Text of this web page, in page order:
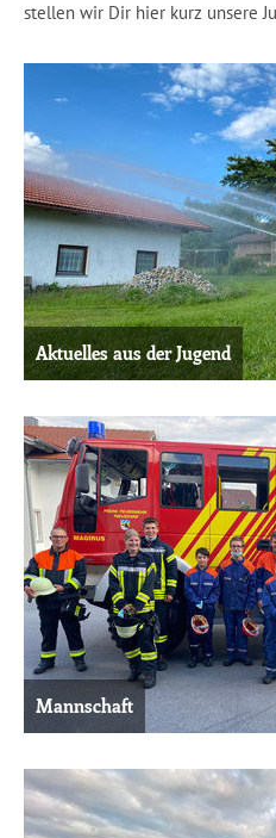
stellen wir Dir hier kurz unsere
Aktuelles aus der Jugend
Mannschaft